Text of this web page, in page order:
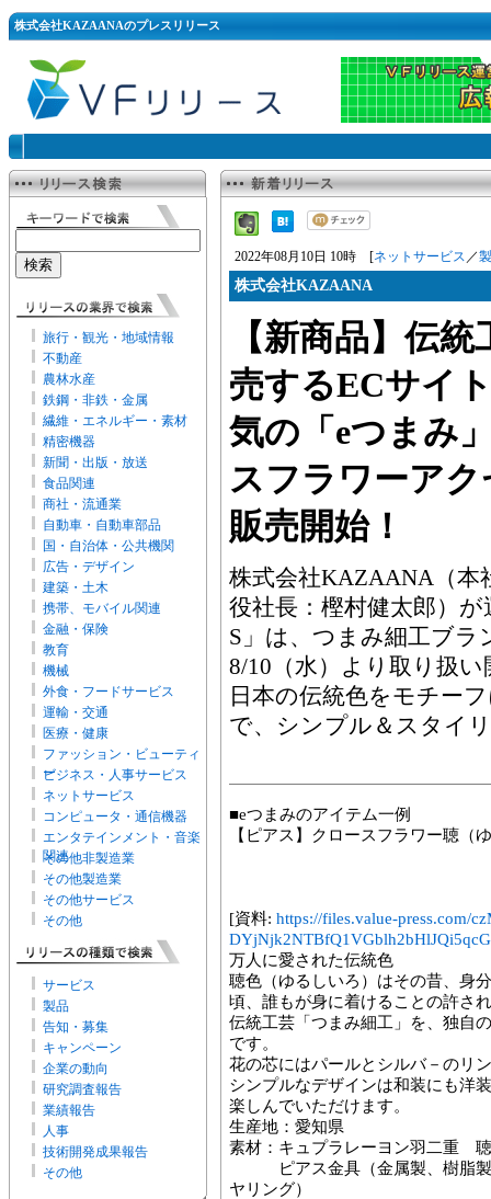
株式会社KAZAANAのプレスリリース
旅行・観光・地域情報
不動産
農林水産
鉄鋼・非鉄・金属
繊維・エネルギー・素材
精密機器
新聞・出版・放送
食品関連
商社・流通業
自動車・自動車部品
国・自治体・公共機関
広告・デザイン
建築・土木
携帯、モバイル関連
金融・保険
教育
機械
外食・フードサービス
運輸・交通
医療・健康
ファッション・ビューティ
ー
ビジネス・人事サービス
ネットサービス
コンピュータ・通信機器
エンタテインメント・音楽
関連
その他非製造業
その他製造業
その他サービス
その他
サービス
製品
告知・募集
キャンペーン
企業の動向
研究調査報告
業績報告
人事
技術開発成果報告
その他
2022年08月10日 10時 [ネットサービス ／
株式会社KAZAANA
【新商品】伝
売するECサイ
気の「eつまみ
スフラワーア
販売開始！
株式会社KAZAANA（本
役社長：樫村健太郎）
S」は、つまみ細工ブラ
8/10（水）より取り扱
日本の伝統色をモチー
で、シンプル＆スタイ
■eつまみのアイテム一例
【ピアス】クロースフラワー聴（
[資料: https://files.value-press.com/
万人に愛された伝統色
聴色（ゆるしいろ）はその昔、身
頃、誰もが身に着けることの許さ
伝統工芸「つまみ細工」を、独自
です。
花の芯にはパールとシルバ－のリ
シンプルなデザインは和装にも洋
楽しんでいただけます。
生産地：愛知県
素材：キュプラレーヨン羽二重
ピアス金具（金属製、樹脂製
ヤリング）